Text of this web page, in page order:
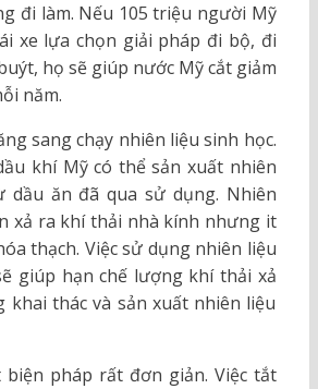
đi làm. Nếu 105 triệu người Mỹ
xe lựa chọn giải pháp đi bộ, đi
họ sẽ giúp nước Mỹ cắt giảm
năm.
sang chạy nhiên liệu sinh học.
khí Mỹ có thể sản xuất nhiên
dầu ăn đã qua sử dụng. Nhiên
xả ra khí thải nhà kính nhưng it
thạch. Việc sử dụng nhiên liệu
giúp hạn chế lượng khí thải xả
thác và sản xuất nhiên liệu
biện pháp rất đơn giản. Việc tắt